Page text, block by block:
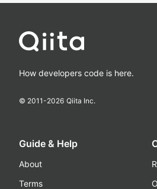
How developers code is here.
© 2011-2026 Qiita Inc.
Guide & Help
About
Terms